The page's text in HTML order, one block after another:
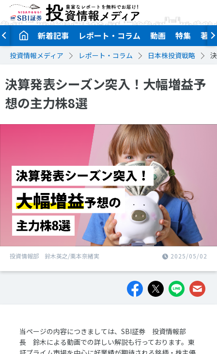
新着記事 レポート・コラム 動画 特集 著者
投資情報メディア レポート・コラム 日本株投資戦略
決算発表シーズン突入！大幅増益予
想の主力株8選
投資情報部 鈴木英之/栗本奈緒実 2025/05/02
当ページの内容につきましては、SBI証券 投資情報部
長 鈴木による動画での詳しい解説も行っております。東